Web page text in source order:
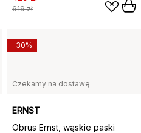
619 zł
Czekamy na dostawę
ERNST
Obrus Ernst, wąskie paski
-30%